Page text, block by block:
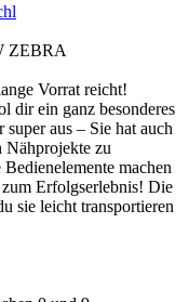
ZEBRA
Vorrat reicht!
dir ein ganz besonderes
aus – Sie hat auch
Nähprojekte zu
machen
Erfolgserlebnis! Die
sie leicht transportieren